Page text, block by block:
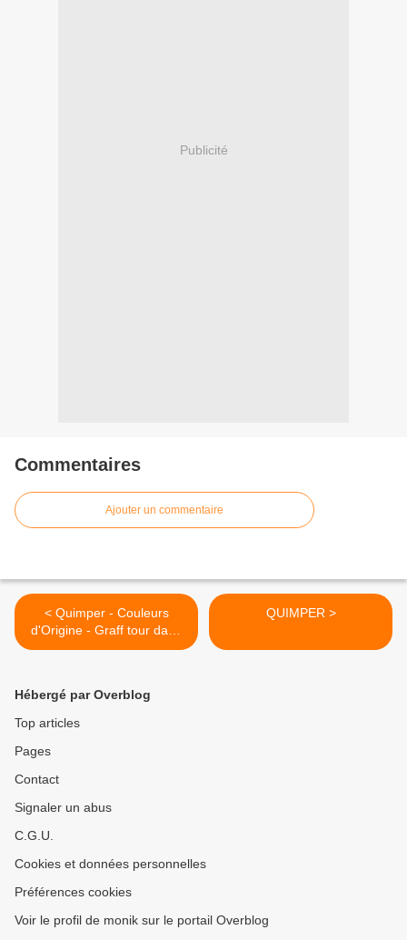
Publicité
Commentaires
Ajouter un commentaire
< Quimper - Couleurs
d'Origine - Graff tour dans
le quartier de Kermoysan
QUIMPER >
Hébergé par Overblog
Top articles
Pages
Contact
Signaler un abus
C.G.U.
Cookies et données personnelles
Préférences cookies
Voir le profil de monik sur le portail Overblog